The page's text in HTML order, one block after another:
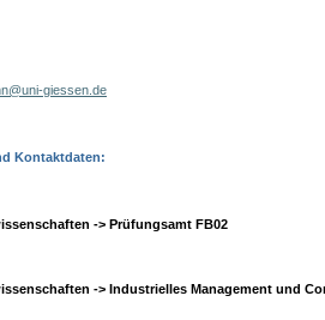
Kontaktdaten:
-> Prüfungsamt FB02
-> Industrielles Management und